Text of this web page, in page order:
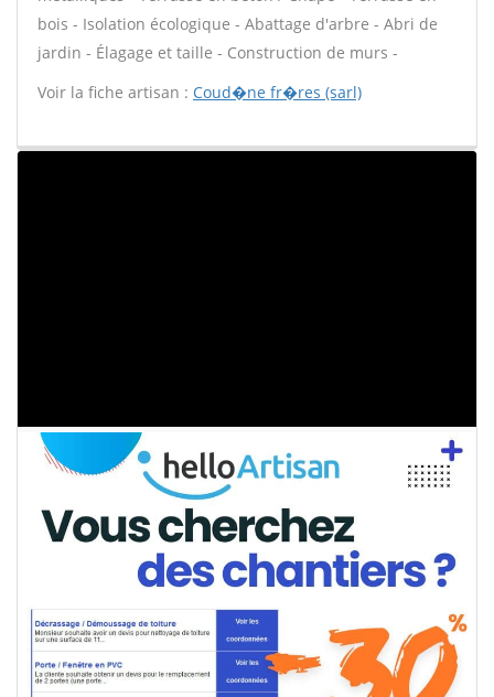
bois - Isolation écologique - Abattage d'arbre - Abri de
jardin - Élagage et taille - Construction de murs -
Voir la fiche artisan : Coud�ne fr�res (sarl)